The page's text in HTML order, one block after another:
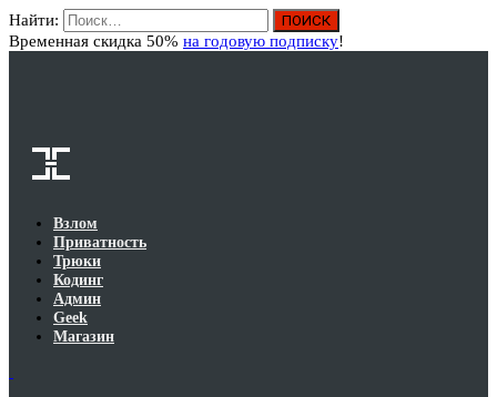
Найти:
Временная скидка 50% на годовую подписку!
Взлом
Приватность
Трюки
Кодинг
Админ
Geek
Магазин